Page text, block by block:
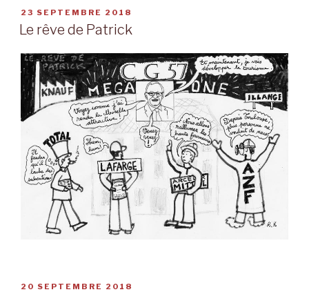
PUBLIÉ
LE
23 SEPTEMBRE 2018
Le rêve de Patrick
PUBLIÉ
20 SEPTEMBRE 2018